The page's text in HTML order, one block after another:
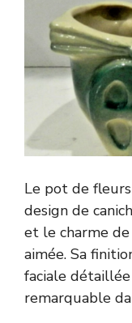
Le pot de
design de
et le charme
aimée. Sa
faciale
remarquable